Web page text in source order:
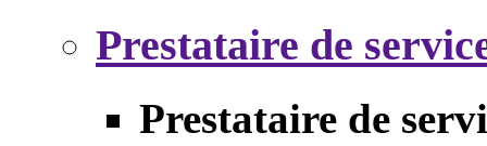
Prestataire de
Prestataire de